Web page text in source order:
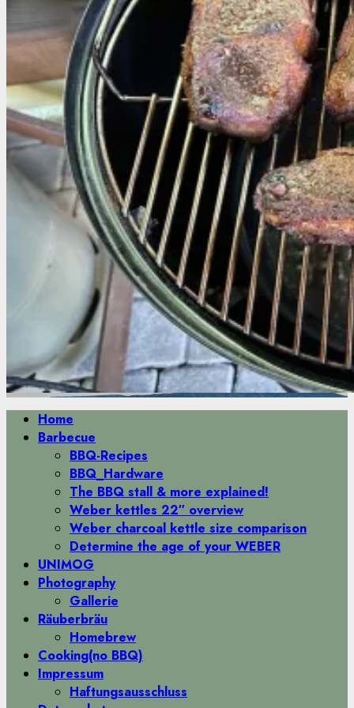
Primäres
Menü
Home
Barbecue
BBQ-Recipes
BBQ_Hardware
The BBQ stall & more explained!
Weber kettles 22″ overview
Weber charcoal kettle size comparison
Determine the age of your WEBER
UNIMOG
Photography
Gallerie
Räuberbräu
Homebrew
Cooking(no BBQ)
Impressum
Haftungsausschluss